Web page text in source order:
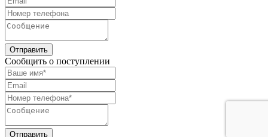
Отправить
Сообщить о поступлении
Отправить